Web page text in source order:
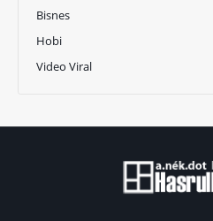
Bisnes
Hobi
Video Viral